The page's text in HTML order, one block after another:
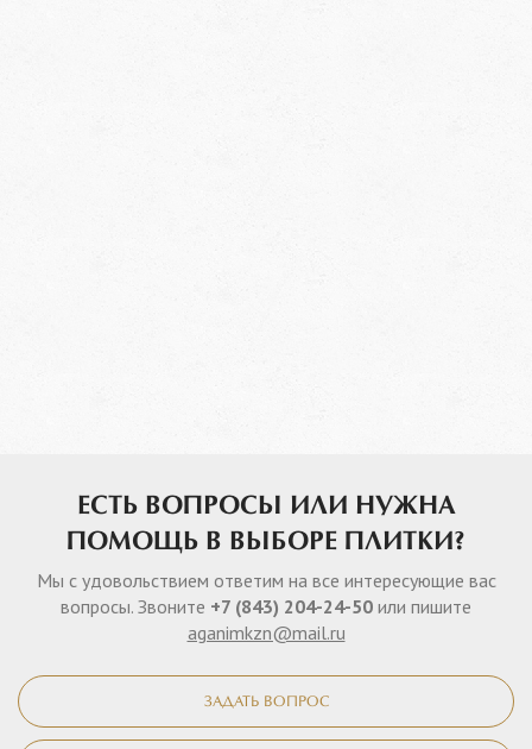
ЕСТЬ ВОПРОСЫ ИЛИ НУЖНА
ПОМОЩЬ В ВЫБОРЕ ПЛИТКИ?
Мы с удовольствием ответим на все интересующие вас
вопросы. Звоните +7 (843) 204-24-50 или пишите
aganimkzn@mail.ru
ЗАДАТЬ ВОПРОС